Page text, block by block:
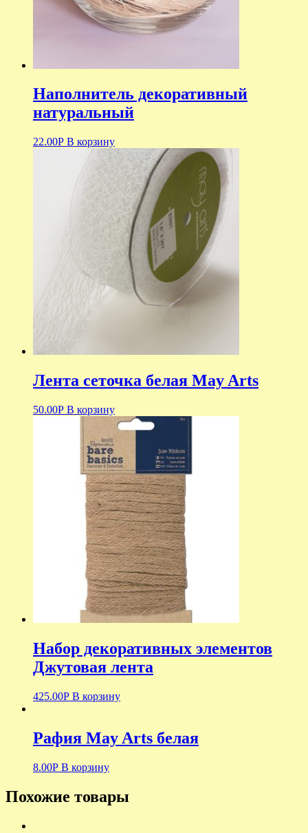
Наполнитель декоративный
натуральный
22.00Р В корзину
Лента сеточка белая May Arts
50.00Р В корзину
Набор декоративных элементов
Джутовая лента
425.00Р В корзину
Рафия May Arts белая
8.00Р В корзину
Похожие товары